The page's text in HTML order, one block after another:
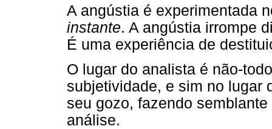
A angústia é experimentada
instante. A angústia irrompe
É uma experiência de
O lugar do analista é não-
subjetividade, e sim no lugar
seu gozo, fazendo
análise.